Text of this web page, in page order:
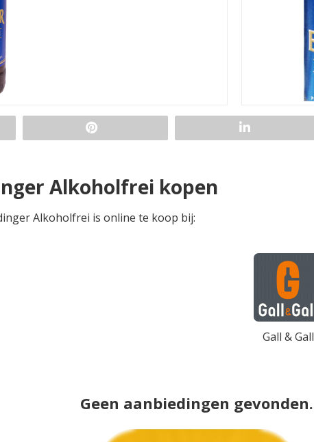
Alkoholfrei kopen
Alkoholfrei is online te koop bij:
Gall & Gall
Geen aanbiedingen gevonden.